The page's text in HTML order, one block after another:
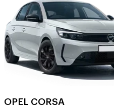
OPEL CORSA